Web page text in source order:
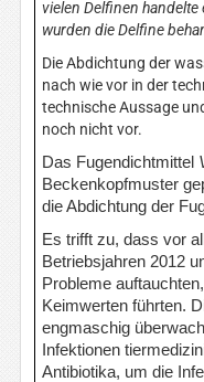
vielen Delfinen
wurden die Delfine
Die Abdichtung der
nach wie vor in der
technische Aussage
noch nicht vor.
Das Fugendichtmittel
Beckenkopfmuster
die Abdichtung der
Es trifft zu, dass vor
Betriebsjahren 2012
Probleme
Keimwerten führten.
engmaschig
Infektionen
Antibiotika, um die